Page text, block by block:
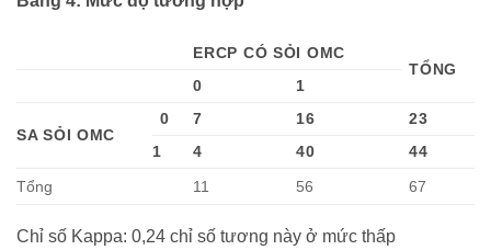
ERCP CÓ SỎI OMC
TỔNG
0
1
SA SỎI OMC
0 7 16
23
1
4 40
44
Tổng
11 56 67
Chỉ số Kappa: 0,24 chỉ số tương này ở mức thấp